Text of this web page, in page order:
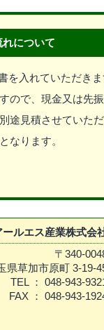
について
を入れていただきま
ので、現金又は先
途見積させていただ
なります。
ールエス産業株式会
〒340-
県草加市原町 3-19-
TEL ： 048-943-
FAX ： 048-943-